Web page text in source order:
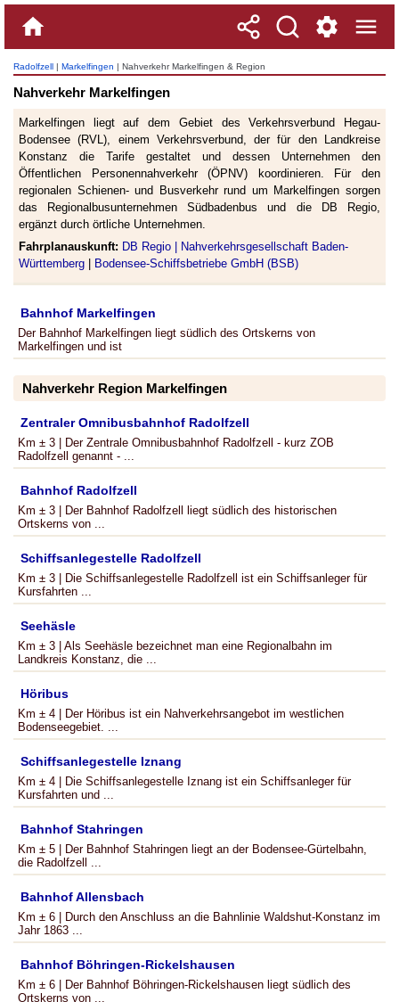
Radolfzell | Markelfingen | Nahverkehr Markelfingen & Region
Nahverkehr Markelfingen
Markelfingen liegt auf dem Gebiet des Verkehrsverbund Hegau-
Bodensee (RVL), einem Verkehrsverbund, der für den Landkreise
Konstanz die Tarife gestaltet und dessen Unternehmen den
Öffentlichen Personennahverkehr (ÖPNV) koordinieren. Für den
regionalen Schienen- und Busverkehr rund um Markelfingen sorgen
das Regionalbusunternehmen Südbadenbus und die DB Regio,
ergänzt durch örtliche Unternehmen.
Fahrplanauskunft: DB Regio |
Nahverkehrsgesellschaft Baden-
Württemberg
Bodensee-Schiffsbetriebe GmbH (BSB)
Bahnhof Markelfingen
Der Bahnhof Markelfingen liegt südlich des Ortskerns von
Markelfingen und ist
Nahverkehr Region Markelfingen
Zentraler Omnibusbahnhof Radolfzell
Km ± 3 | Der Zentrale Omnibusbahnhof Radolfzell - kurz ZOB
Radolfzell genannt - ...
Bahnhof Radolfzell
Km ± 3 | Der Bahnhof Radolfzell liegt südlich des historischen
Ortskerns von ...
Schiffsanlegestelle Radolfzell
Km ± 3 | Die Schiffsanlegestelle Radolfzell ist ein Schiffsanleger für
Kursfahrten ...
Seehäsle
Km ± 3 | Als Seehäsle bezeichnet man eine Regionalbahn im
Landkreis Konstanz, die ...
Höribus
Km ± 4 | Der Höribus ist ein Nahverkehrsangebot im westlichen
Bodenseegebiet. ...
Schiffsanlegestelle Iznang
Km ± 4 | Die Schiffsanlegestelle Iznang ist ein Schiffsanleger für
Kursfahrten und ...
Bahnhof Stahringen
Km ± 5 | Der Bahnhof Stahringen liegt an der Bodensee-Gürtelbahn,
die Radolfzell ...
Bahnhof Allensbach
Km ± 6 | Durch den Anschluss an die Bahnlinie Waldshut-Konstanz im
Jahr 1863 ...
Bahnhof Böhringen-Rickelshausen
Km ± 6 | Der Bahnhof Böhringen-Rickelshausen liegt südlich des
Ortskerns von ...